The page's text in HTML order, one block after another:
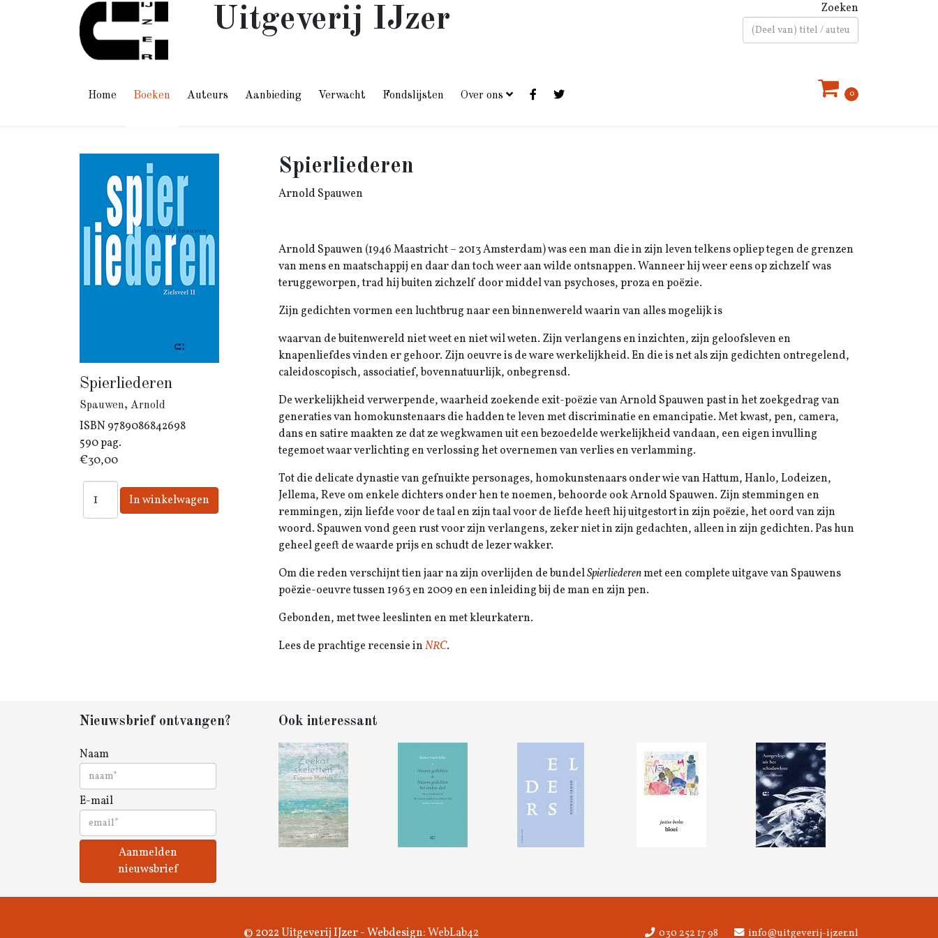
Uitgeverij IJzer Zoeken
Home Boeken Auteurs Aanbieding Verwacht Fondslijsten Over ons 0
Spierliederen
Spauwen, Arnold
ISBN 9789086842698
590 pag.
€30,00
Spierliederen
Arnold Spauwen
Arnold Spauwen (1946 Maastricht – 2013 Amsterdam) was een man die in zijn leven telkens opliep tegen de grenzen
van mens en maatschappij en daar dan toch weer aan wilde ontsnappen. Wanneer hij weer eens op zichzelf was
teruggeworpen, trad hij buiten zichzelf door middel van psychoses, proza en poëzie.
Zijn gedichten vormen een luchtbrug naar een binnenwereld waarin van alles mogelijk is
waarvan de buitenwereld niet weet en niet wil weten. Zijn verlangens en inzichten, zijn geloofsleven en
knapenliefdes vinden er gehoor. Zijn oeuvre is de ware werkelijkheid. En die is net als zijn gedichten ontregelend,
caleidoscopisch, associatief, bovennatuurlijk, onbegrensd.
De werkelijkheid verwerpende, waarheid zoekende exit-poëzie van Arnold Spauwen past in het zoekgedrag van
generaties van homokunstenaars die hadden te leven met discriminatie en emancipatie. Met kwast, pen, camera,
dans en satire maakten ze dat ze wegkwamen uit een bezoedelde werkelijkheid vandaan, een eigen invulling
tegemoet waar verlichting en verlossing het overnemen van verlies en verlamming.
Tot die delicate dynastie van gefnuikte personages, homokunstenaars onder wie van Hattum, Hanlo, Lodeizen,
Jellema, Reve om enkele dichters onder hen te noemen, behoorde ook Arnold Spauwen. Zijn stemmingen en
remmingen, zijn liefde voor de taal en zijn taal voor de liefde heeft hij uitgestort in zijn poëzie, het oord van zijn
woord. Spauwen vond geen rust voor zijn verlangens, zeker niet in zijn gedachten, alleen in zijn gedichten. Pas hun
geheel geeft de waarde prijs en schudt de lezer wakker.
Om die reden verschijnt tien jaar na zijn overlijden de bundelSpierliederenmet een complete uitgave van Spauwens
poëzie-oeuvre tussen 1963 en 2009 en een inleiding bij de man en zijn pen.
Gebonden, met twee leeslinten en met kleurkatern.
Lees de prachtige recensie inNRC.
Nieuwsbrief ontvangen?
Naam
E-mail
Aanmelden
nieuwsbrief
Ook interessant
030 252 17 98 info@uitgeverij-ijzer.nl
© 2022 Uitgeverij IJzer - Webdesign:WebLab42